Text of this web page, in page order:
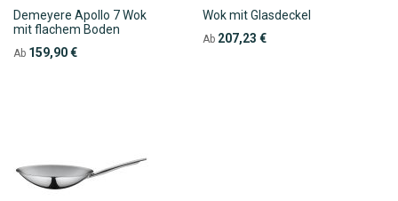
Demeyere Apollo 7 Wok
mit flachem Boden
Ab 159,90 €
Wok mit Glasdeckel
Ab 207,23 €